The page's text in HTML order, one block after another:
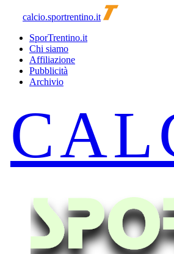
calcio.sportrentino.it
SporTrentino.it
Chi siamo
Affiliazione
Pubblicità
Archivio